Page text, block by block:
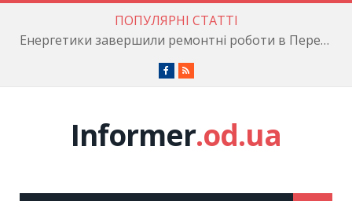
ПОПУЛЯРНІ СТАТТІ
Енергетики завершили ремонтні роботи в Пересипському районі
Facebook
RSS
Informer.od.ua